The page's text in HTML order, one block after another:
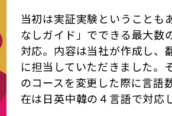
当初は実証実験ということも
なしガイド」でできる最大数
対応。内容は当社が作成し、
に担当していただきました。
のコースを変更した際に言語
在は日英中韓の４言語で対応